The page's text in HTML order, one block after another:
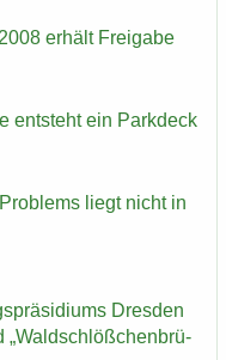
er­hält Frei­ga­be
ent­steht ein Park­deck
liegt nicht in
Dres­den
„Wald­schlöß­chen­brü­